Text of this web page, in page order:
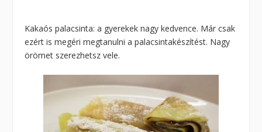
Kakaós palacsinta: a gyerekek nagy kedvence. Már csak
ezért is megéri megtanulni a palacsintakészítést. Nagy
örömet szerezhetsz vele.